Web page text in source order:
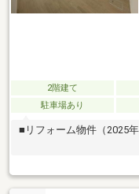
2階建て
駐車場あり
■リフォーム物件（2025年